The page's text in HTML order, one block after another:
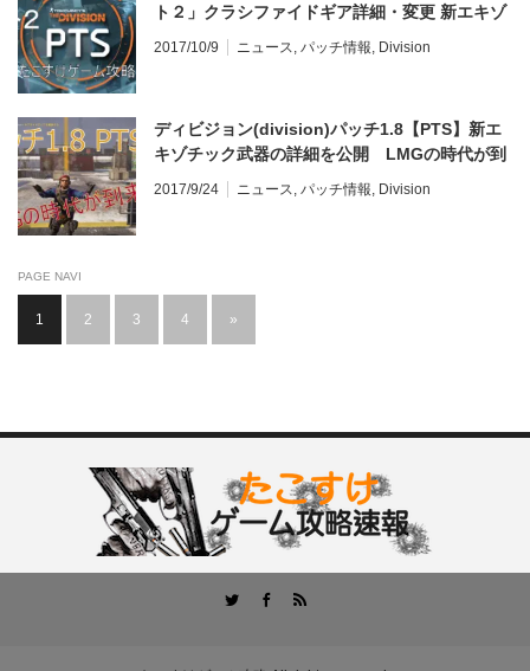
ト２」クラシファイドギア詳細・変更 新エキゾ
チックLMGダメージ減少等
2017/10/9 ニュース パッチ情報 Division
ディビジョン(division)パッチ1.8【PTS】新エ
キゾチック武器の詳細を公開 LMGの時代が到
2017/9/24 ニュース パッチ情報 Division
PAGE NAVI
1 2 3 4 »
TwitterFacebook